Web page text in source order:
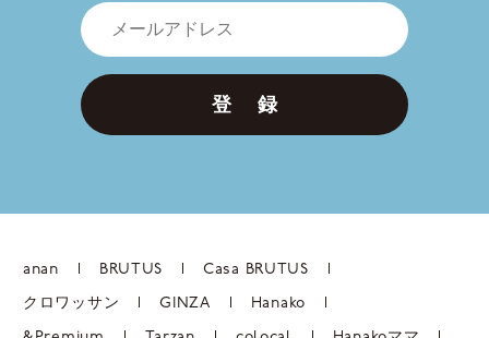
登 録
anan BRUTUS Casa BRUTUS
クロワッサン GINZA Hanako